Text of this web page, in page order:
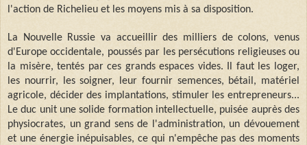
l'action de Richelieu et les moyens mis à sa disposition.
La Nouvelle Russie va accueillir des milliers de colons, venus
d'Europe occidentale, poussés par les persécutions religieuses ou
la misère, tentés par ces grands espaces vides. Il faut les loger,
les nourrir, les soigner, leur fournir semences, bétail, matériel
agricole, décider des implantations, stimuler les entrepreneurs...
Le duc unit une solide formation intellectuelle, puisée auprès des
physiocrates, un grand sens de l'administration, un dévouement
et une énergie inépuisables, ce qui n'empêche pas des moments